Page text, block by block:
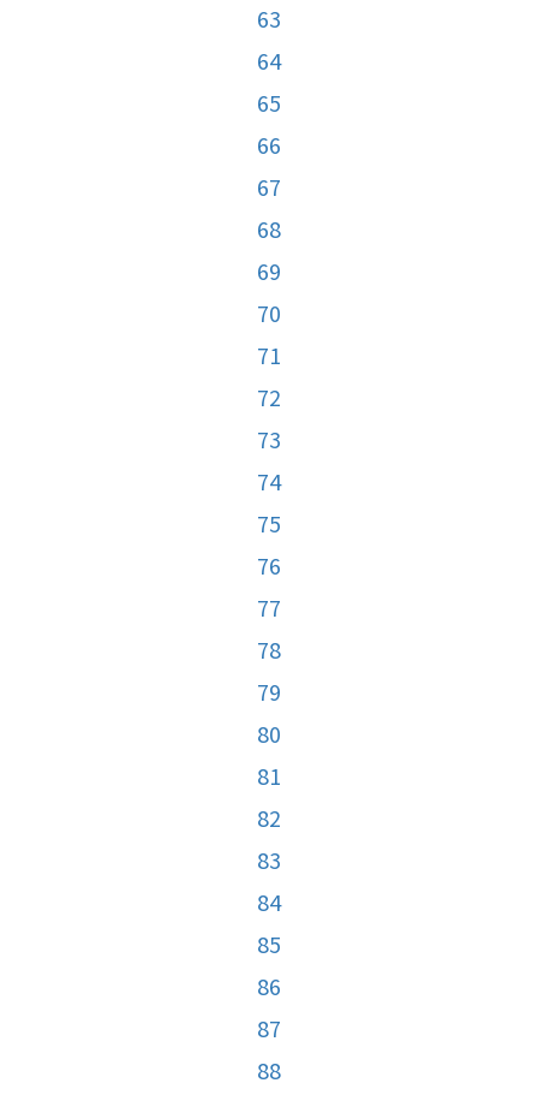
63
64
65
66
67
68
69
70
71
72
73
74
75
76
77
78
79
80
81
82
83
84
85
86
87
88